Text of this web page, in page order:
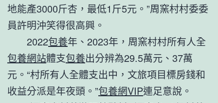
地能產3000斤杏，最低1斤5元。”周窯村村委委
員許明沖笑得很高興。
2022包養年、2023年，周窯村村所有人全
包養網站體支包養出分辨為29.5萬元、37萬
元。“村所有人全體支出中，文旅項目標房錢和
收益分派是年夜頭。”包養網VIP連足意說。